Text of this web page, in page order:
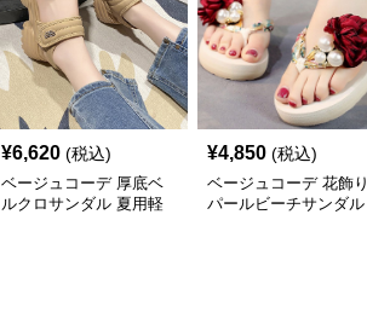
¥6,620 (税込)
ベージュコーデ 厚底ベ
ルクロサンダル 夏用軽
¥4,850 (税込)
ベージュコーデ 花飾り
パールビーチサンダル